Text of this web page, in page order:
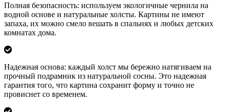
Полная безопасность: используем экологичные чернила на
водной основе и натуральные холсты. Картины не имеют
запаха, их можно смело вешать в спальнях и любых детских
комнатах дома.
Надежная основа: каждый холст мы бережно натягиваем на
прочный подрамник из натуральной сосны. Это надежная
гарантия того, что картина сохранит форму и точно не
провиснет со временем.